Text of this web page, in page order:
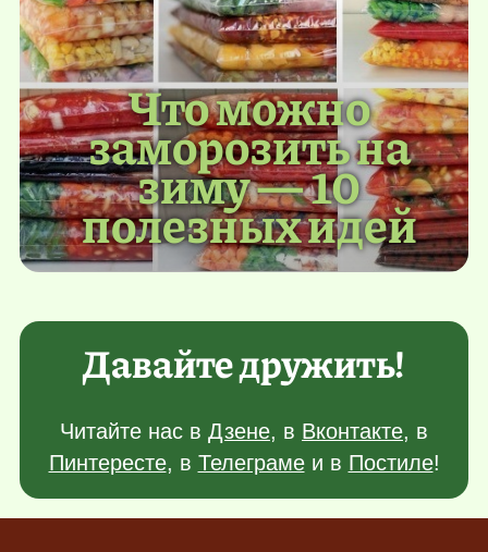
Что можно
заморозить на
зиму — 10
полезных идей
Давайте дружить!
Читайте нас в Дзене, в Вконтакте, в
Пинтересте, в Телеграмеи в Постиле!